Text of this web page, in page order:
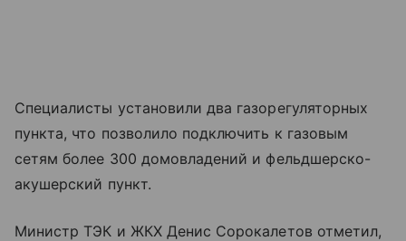
Специалисты установили два газорегуляторных
пункта, что позволило подключить к газовым
сетям более 300 домовладений и фельдшерско-
акушерский пункт.
Министр ТЭК и ЖКХ Денис Сорокалетов отметил,